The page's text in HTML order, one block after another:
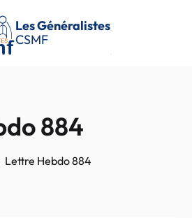
Les Généralistes
CSMF
884
Lettre Hebdo 884